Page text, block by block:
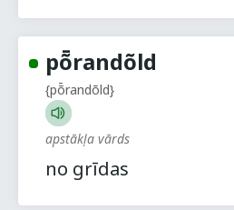
pȭrandõld
{pȭrandõld}
apstākļa vārds
no grīdas